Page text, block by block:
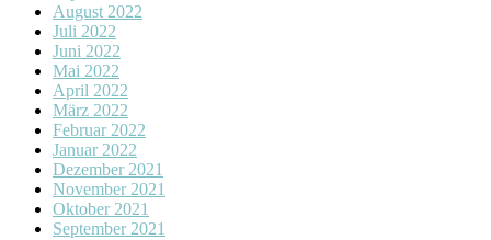
August 2022
Juli 2022
Juni 2022
Mai 2022
April 2022
März 2022
Februar 2022
Januar 2022
Dezember 2021
November 2021
Oktober 2021
September 2021